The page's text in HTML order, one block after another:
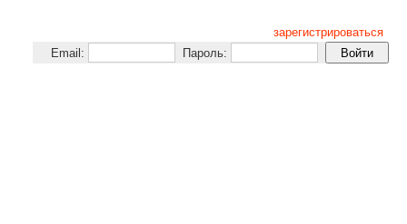
зарегистрироваться
Email:
Пароль: